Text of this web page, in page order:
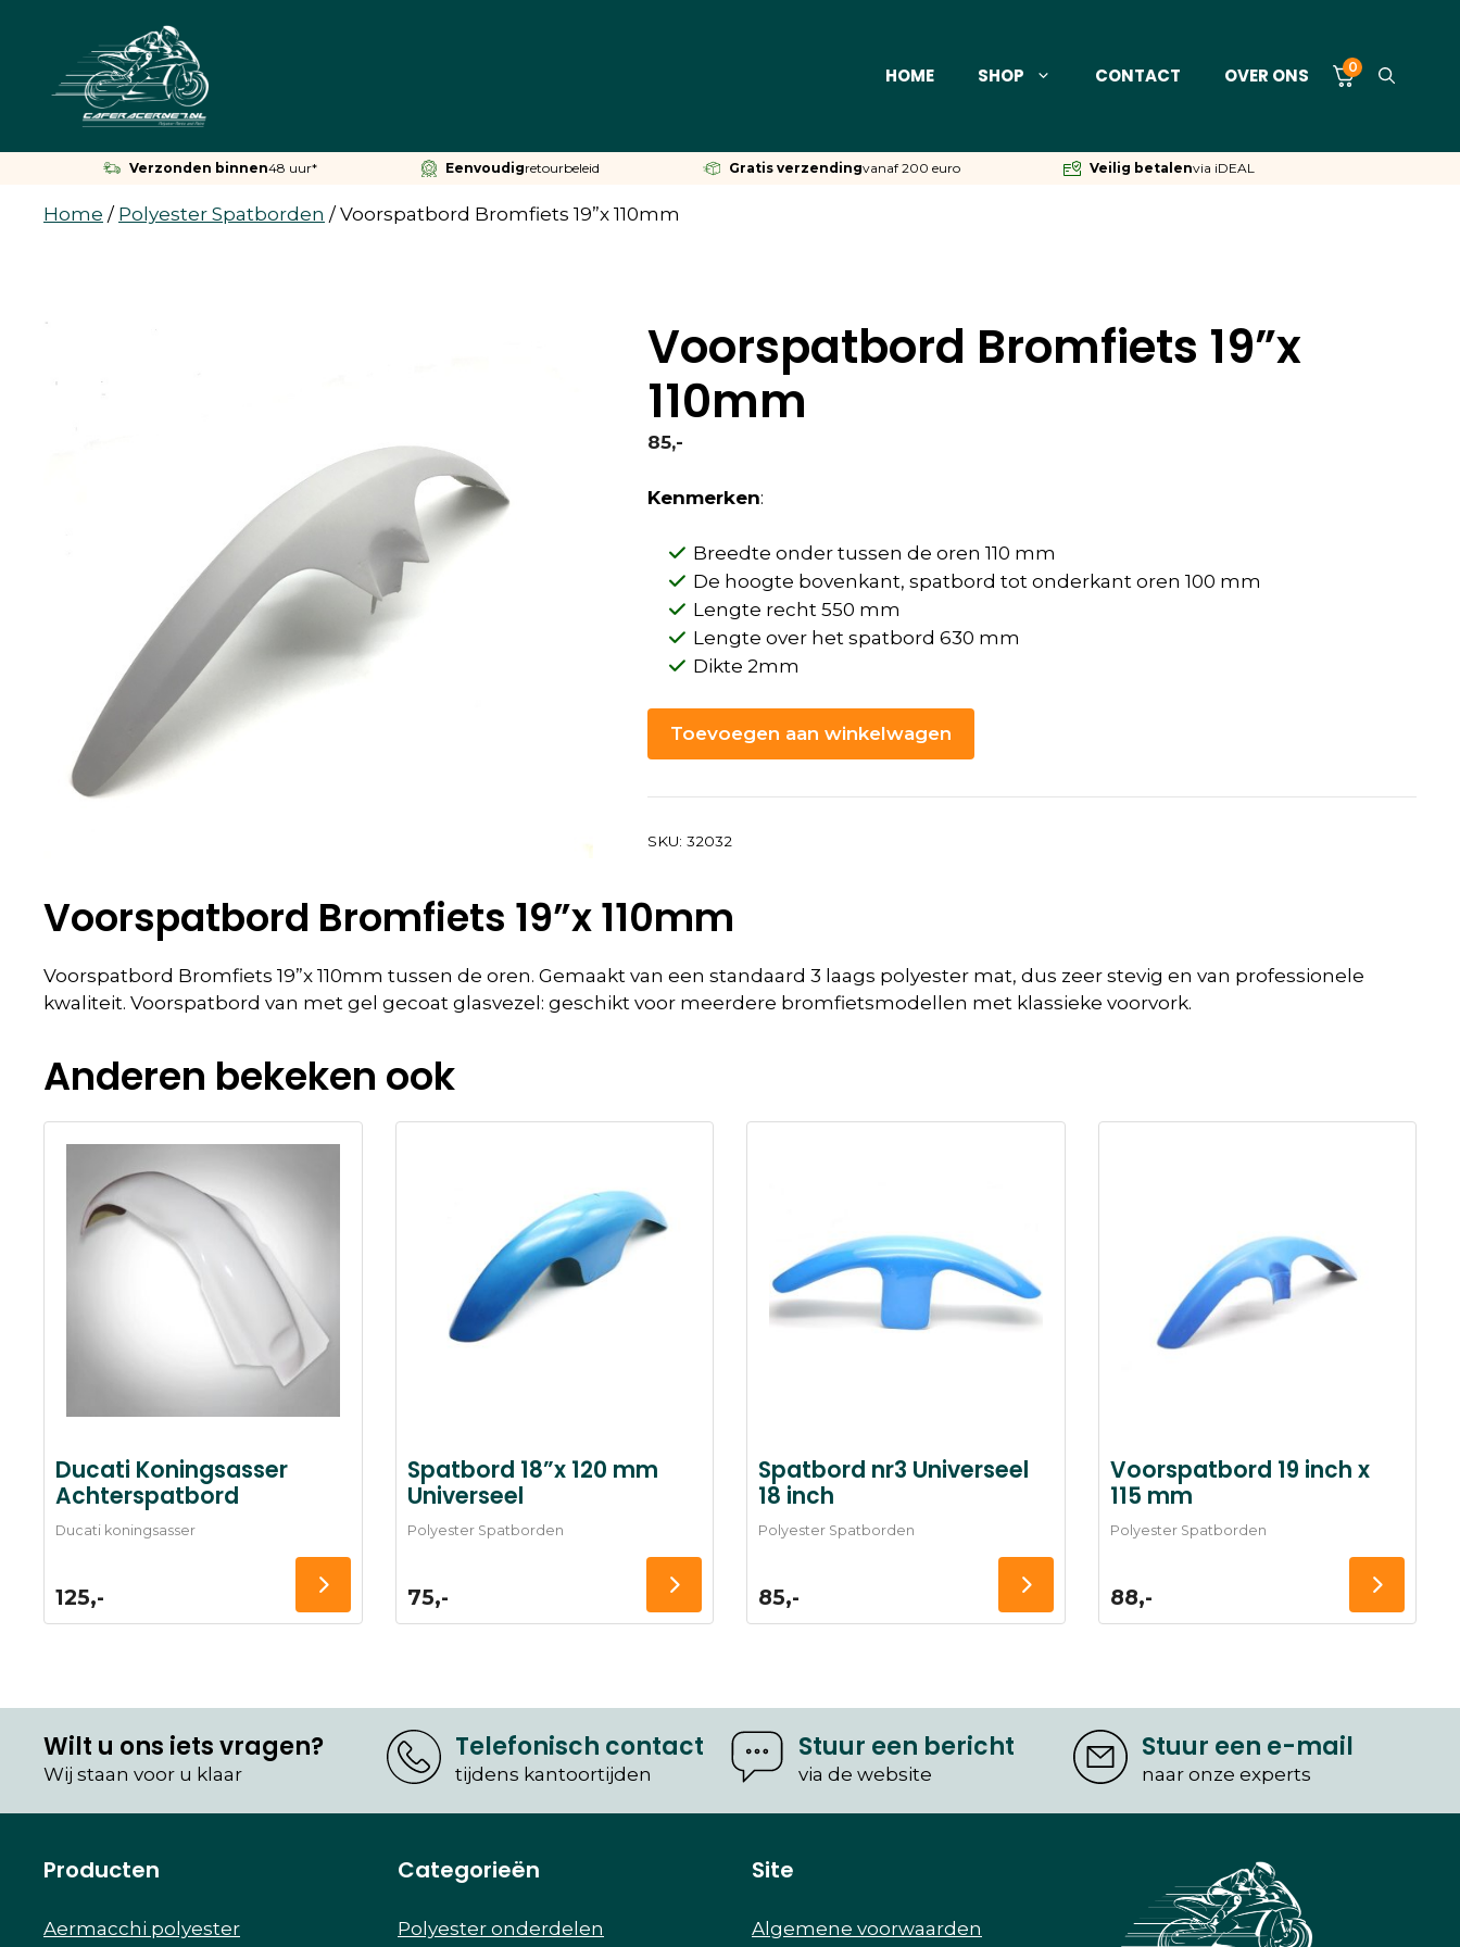
inhoud
HOME SHOP CONTACT OVER ONS 0
Verzonden binnen48 uur* Eenvoudigretourbeleid Gratis verzendingvanaf 200 euro Veilig betalenvia iDEAL
Home / Polyester Spatborden /Voorspatbord Bromfiets 19”x 110mm
Voorspatbord Bromfiets 19”x
110mm
85,-
Kenmerken:
Breedte onder tussen de oren 110 mm
De hoogte bovenkant, spatbord tot onderkant oren 100 mm
Lengte recht 550 mm
Lengte over het spatbord 630 mm
Dikte 2mm
Toevoegen aan winkelwagen
SKU:32032
Voorspatbord Bromfiets 19”x 110mm
Voorspatbord Bromfiets 19”x 110mm tussen de oren. Gemaakt van een standaard 3 laags polyester mat, dus zeer stevig en van professionele
kwaliteit. Voorspatbord van met gel gecoat glasvezel: geschikt voor meerdere bromfietsmodellen met klassieke voorvork.
Anderen bekeken ook
Ducati Koningsasser
Achterspatbord
Ducati koningsasser
125,-
Spatbord 18”x 120 mm
Universeel
Polyester Spatborden
75,-
Spatbord nr3 Universeel
18 inch
Polyester Spatborden
85,-
Voorspatbord 19 inch x
115 mm
Polyester Spatborden
88,-
Wilt u ons iets vragen?
Wij staan voor u klaar
Telefonisch contact
tijdens kantoortijden
Stuur een bericht
via de website
Stuur een e-mail
naar onze experts
Producten
Aermacchi polyester
Categorieën
Polyester onderdelen
Site
Algemene voorwaarden